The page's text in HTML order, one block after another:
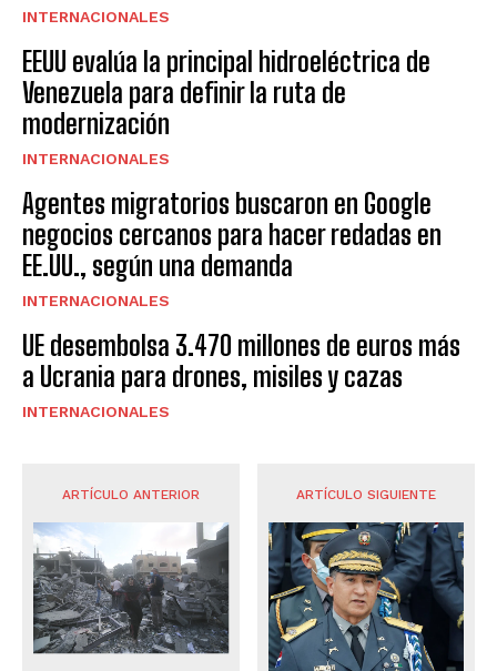
INTERNACIONALES
EEUU evalúa la principal hidroeléctrica de
Venezuela para definir la ruta de
modernización
INTERNACIONALES
Agentes migratorios buscaron en Google
negocios cercanos para hacer redadas en
EE.UU., según una demanda
INTERNACIONALES
UE desembolsa 3.470 millones de euros más
a Ucrania para drones, misiles y cazas
INTERNACIONALES
ARTÍCULO ANTERIOR ARTÍCULO SIGUIENTE